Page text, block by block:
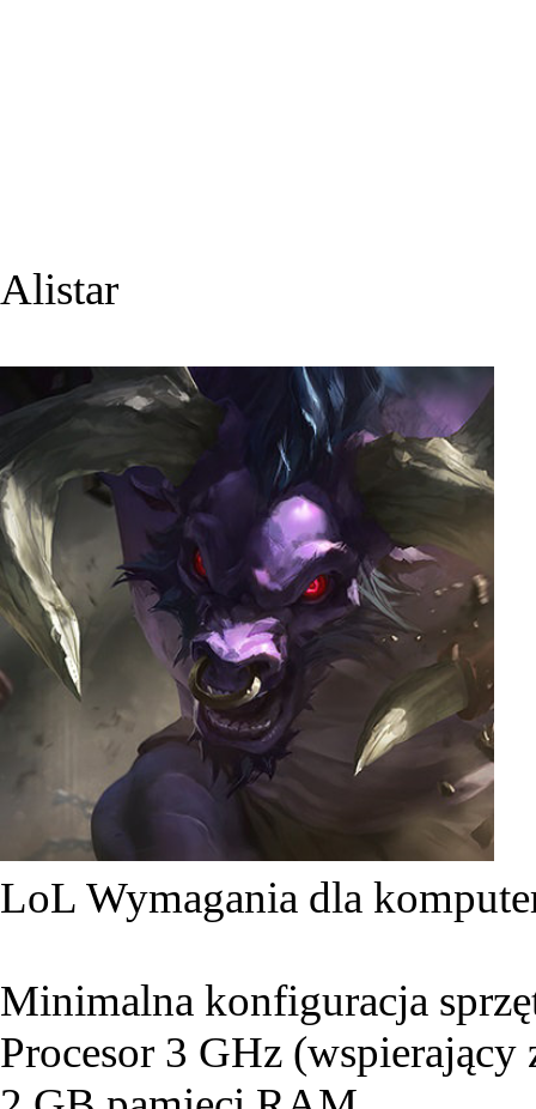
Alistar
LoL Wymagania dla
Minimalna konfiguracja
Procesor 3 GHz